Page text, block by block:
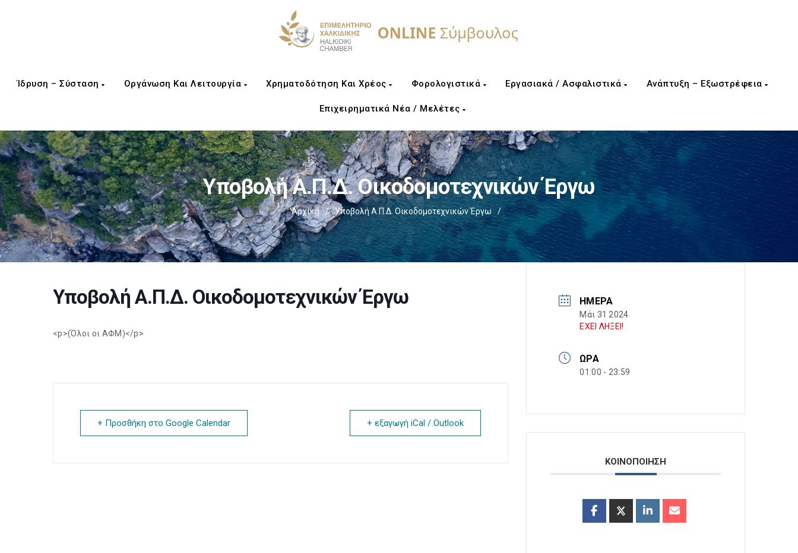
Ίδρυση – Σύσταση Οργάνωση Και Λειτουργία Χρηματοδότηση Και Χρέος Φορολογιστικά Εργασιακά / Ασφαλιστικά Ανάπτυξη – Εξωστρέφεια
Επιχειρηματικά Νέα / Μελέτες
Υποβολή Α.Π.Δ. Οικοδομοτεχνικών Έργω
Αρχική / Υποβολή Α.Π.Δ. Οικοδομοτεχνικών Έργω /
Υποβολή Α.Π.Δ. Οικοδομοτεχνικών Έργω
<p>(Όλοι οι ΑΦΜ)</p>
+ Προσθήκη στο Google Calendar + εξαγωγή iCal / Outlook
ΗΜΈΡΑ
Μάι 31 2024
ΕΧΕΙ ΛΗΞΕΙ!
ΏΡΑ
01:00 - 23:59
ΚΟΙΝΟΠΟΙΗΣΗ